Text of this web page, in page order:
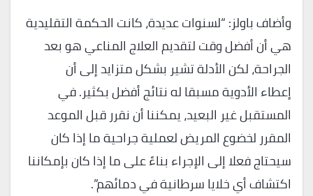
وأضاف باولز: “لسنوات عديدة، كانت الحكمة التقليدية
هي أن أفضل وقت لتقديم العلاج المناعي هو بعد
الجراحة، لكن الأدلة تشير بشكل متزايد إلى أن
إعطاء الأدوية مسبقا له نتائج أفضل بكثير. في
المستقبل غير البعيد، يمكننا أن نقرر قبل الموعد
المقرر لخضوع المريض لعملية جراحية ما إذا كان
سيحتاج فعلا إلى الإجراء بناءً على ما إذا كان بإمكاننا
اكتشاف أي خلايا سرطانية في دمائهم”.